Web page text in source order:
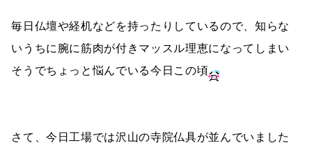
毎日仏壇や経机などを持ったりしているので、知らな
いうちに腕に筋肉が付きマッスル理恵になってしまい
そうでちょっと悩んでいる今日この頃
さて、今日工場では沢山の寺院仏具が並んでいました